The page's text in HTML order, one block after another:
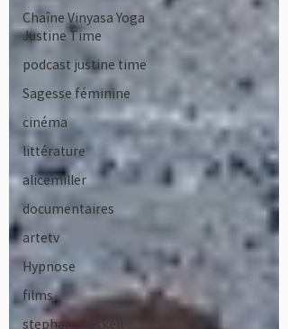
Chaîne Vinyasa Yoga
Justine Time
podcast justine time
Sagesse féminine
cinéma
littérature
alicemiller
documentaires
artetv
Hypnose
films
stephanehaskell